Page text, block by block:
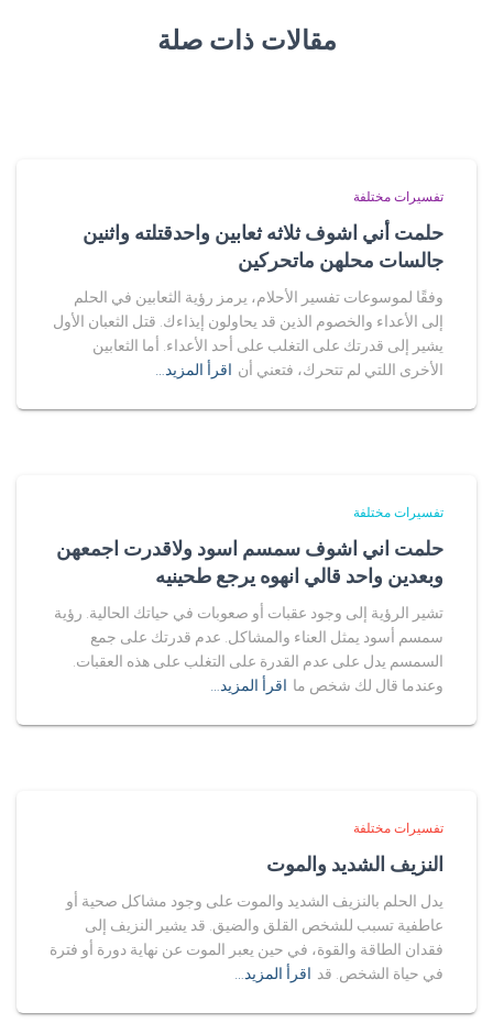
مقالات ذات صلة
تفسيرات مختلفة
حلمت أني اشوف ثلاثه ثعابين واحدقتلته واثنين
جالسات محلهن ماتحركين
وفقًا لموسوعات تفسير الأحلام، يرمز رؤية الثعابين في الحلم
إلى الأعداء والخصوم الذين قد يحاولون إيذاءك. قتل الثعبان الأول
يشير إلى قدرتك على التغلب على أحد الأعداء. أما الثعابين
الأخرى اللتي لم تتحرك، فتعني أن اقرأ المزيد…
تفسيرات مختلفة
حلمت اني اشوف سمسم اسود ولاقدرت اجمعهن
وبعدين واحد قالي انهوه يرجع طحينيه
تشير الرؤية إلى وجود عقبات أو صعوبات في حياتك الحالية. رؤية
سمسم أسود يمثل العناء والمشاكل. عدم قدرتك على جمع
السمسم يدل على عدم القدرة على التغلب على هذه العقبات.
وعندما قال لك شخص ما اقرأ المزيد…
تفسيرات مختلفة
النزيف الشديد والموت
يدل الحلم بالنزيف الشديد والموت على وجود مشاكل صحية أو
عاطفية تسبب للشخص القلق والضيق. قد يشير النزيف إلى
فقدان الطاقة والقوة، في حين يعبر الموت عن نهاية دورة أو فترة
في حياة الشخص. قد اقرأ المزيد…